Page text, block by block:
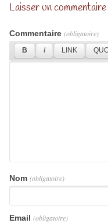
Laisser un commentaire
Commentaire (obligatoire)
Nom (obligatoire)
Email (obligatoire)